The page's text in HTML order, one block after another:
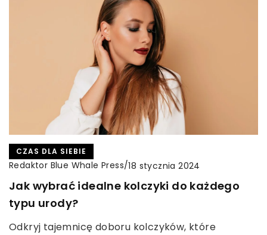
CZAS DLA SIEBIE
Redaktor Blue Whale Press/18 stycznia 2024
Jak wybrać idealne kolczyki do każdego
typu urody?
Odkryj tajemnicę doboru kolczyków, które